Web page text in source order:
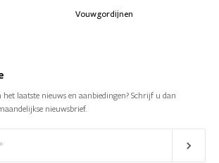
Vouwgordijnen
laatste nieuws en aanbiedingen? Schrijf u dan
nieuwsbrief.